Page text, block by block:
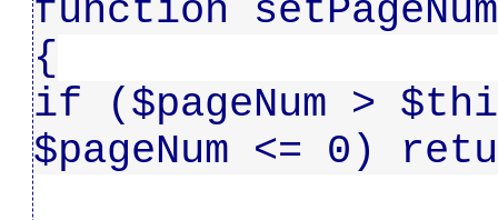
function
{
if ($pageNum >
$pageNum <= 0)